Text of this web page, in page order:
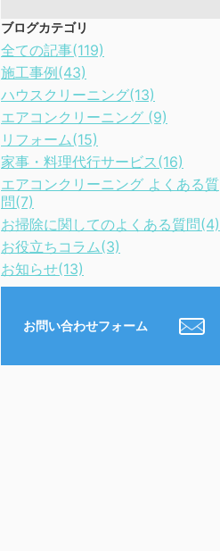
ブログカテゴリ
全ての記事(119)
施工事例(43)
ハウスクリーニング(13)
エアコンクリーニング (9)
リフォーム(15)
家事・料理代行サービス(16)
エアコンクリーニング よくある質
問(7)
お掃除に関してのよくある質問(4)
お役立ちコラム(3)
お知らせ(13)
お問い合わせフォーム